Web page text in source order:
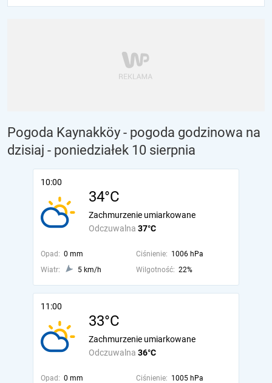
Pogoda Kaynakköy - pogoda godzinowa na
dzisiaj - poniedziałek 10 sierpnia
10:00
34°C
Odczuwalna 37°C
Zachmurzenie umiarkowane
Opad: 0 mm Ciśnienie: 1006 hPa
Wiatr:
5 km/h Wilgotność: 22%
11:00
33°C
Odczuwalna 36°C
Zachmurzenie umiarkowane
Opad: 0 mm Ciśnienie: 1005 hPa